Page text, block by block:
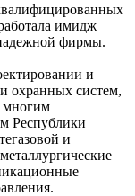
имидж
фирмы.
и
охранных систем,
многим
Республики
и